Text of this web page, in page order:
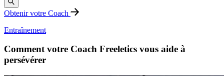
Obtenir votre Coach
Entraînement
Comment votre Coach Freeletics vous aide à
persévérer